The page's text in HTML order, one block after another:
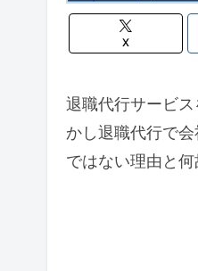
X
退職代行サービ
かし退職代行で
ではない理由と